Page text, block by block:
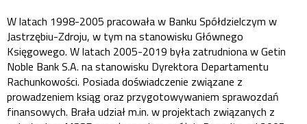
W latach 1998-2005 pracowała w Banku Spółdzielczym w
Jastrzębiu-Zdroju, w tym na stanowisku Głównego
Księgowego. W latach 2005-2019 była zatrudniona w Getin
Noble Bank S.A. na stanowisku Dyrektora Departamentu
Rachunkowości. Posiada doświadczenie związane z
prowadzeniem ksiąg oraz przygotowywaniem sprawozdań
finansowych. Brała udział m.in. w projektach związanych z